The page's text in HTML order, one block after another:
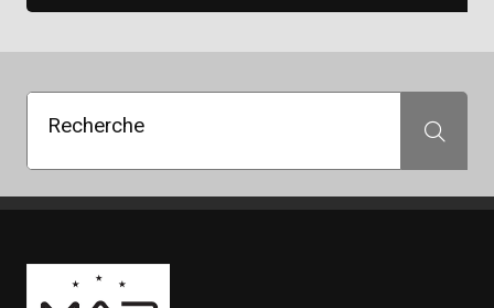
Recherche Recherche
Boutique Mags à Rabais